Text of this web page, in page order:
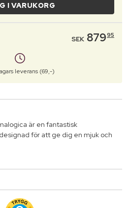
I VARUKORG
SEK 87995
leverans (69,-)
är en fantastisk
för att ge dig en mjuk och